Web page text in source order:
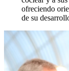
ofreciendo
de su